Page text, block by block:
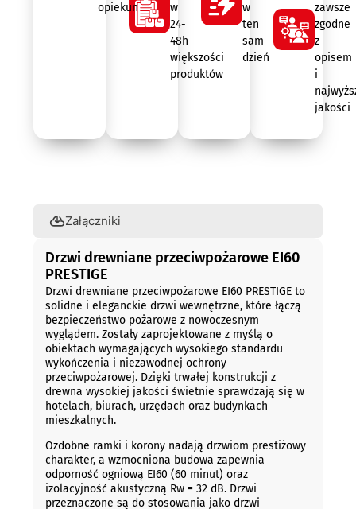
opiekun
w
24-
48h
większości
produktów
w
ten
sam
dzień
zawsze
zgodne
z
opisem
i
jakości
Załączniki
Drzwi drewniane przeciwpożarowe EI60
PRESTIGE
Drzwi drewniane przeciwpożarowe EI60 PRESTIGE to
solidne i eleganckie drzwi wewnętrzne, które łączą
bezpieczeństwo pożarowe z nowoczesnym
wyglądem. Zostały zaprojektowane z myślą o
obiektach wymagających wysokiego standardu
wykończenia i niezawodnej ochrony
przeciwpożarowej. Dzięki trwałej konstrukcji z
drewna wysokiej jakości świetnie sprawdzają się w
hotelach, biurach, urzędach oraz budynkach
mieszkalnych.
Ozdobne ramki i korony nadają drzwiom prestiżowy
charakter, a wzmocniona budowa zapewnia
odporność ogniową EI60 (60 minut) oraz
izolacyjność akustyczną Rw = 32 dB. Drzwi
przeznaczone są do stosowania jako drzwi